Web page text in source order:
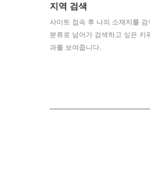
지역 검색
사이트 접속 후 나의 소재지를
분류로 넘어가 검색하고 싶은 키
과를 보여줍니다.